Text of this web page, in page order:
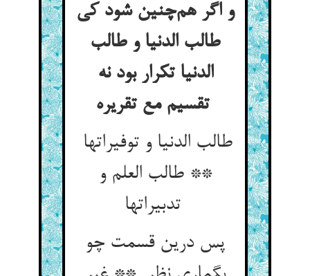
و اگر هم‌چنین شود کی
طالب الدنیا و طالب
الدنیا تکرار بود نه
تقسیم مع تقریره
طالب الدنیا و توفیراتها
** طالب العلم و
تدبیراتها
پس درین قسمت چو